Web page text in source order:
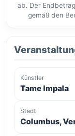
ab. Der
gemäß den
Künstler
Tame Impala
Stadt
Columbus,